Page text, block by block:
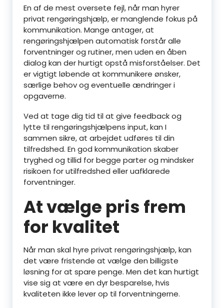
En af de mest oversete fejl, når man hyrer
privat rengøringshjælp, er manglende fokus på
kommunikation. Mange antager, at
rengøringshjælpen automatisk forstår alle
forventninger og rutiner, men uden en åben
dialog kan der hurtigt opstå misforståelser. Det
er vigtigt løbende at kommunikere ønsker,
særlige behov og eventuelle ændringer i
opgaverne.
Ved at tage dig tid til at give feedback og
lytte til rengøringshjælpens input, kan I
sammen sikre, at arbejdet udføres til din
tilfredshed. En god kommunikation skaber
tryghed og tillid for begge parter og mindsker
risikoen for utilfredshed eller uafklarede
forventninger.
At vælge pris frem
for kvalitet
Når man skal hyre privat rengøringshjælp, kan
det være fristende at vælge den billigste
løsning for at spare penge. Men det kan hurtigt
vise sig at være en dyr besparelse, hvis
kvaliteten ikke lever op til forventningerne.